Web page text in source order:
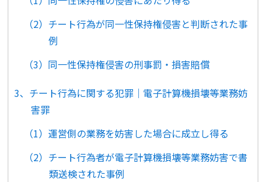
（2）チート行為が同一性保持権侵害と判断された事
例
（3）同一性保持権侵害の刑事罰・損害賠償
3、チート行為に関する犯罪｜電子計算機損壊等業務妨
害罪
（1）運営側の業務を妨害した場合に成立し得る
（2）チート行為者が電子計算機損壊等業務妨害で書
類送検された事例